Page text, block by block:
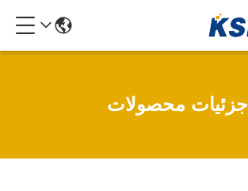
جزئیات محصولات